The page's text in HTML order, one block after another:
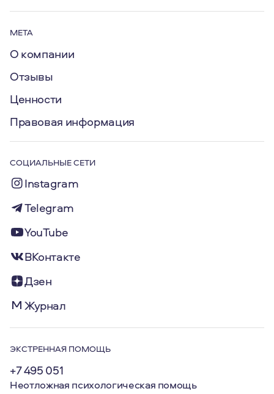
МЕТА
О компании
Отзывы
Ценности
Правовая информация
СОЦИАЛЬНЫЕ СЕТИ
Instagram
Telegram
YouTube
ВКонтакте
Дзен
Журнал
ЭКСТРЕННАЯ ПОМОЩЬ
+7 495 051
Неотложная психологическая помощь